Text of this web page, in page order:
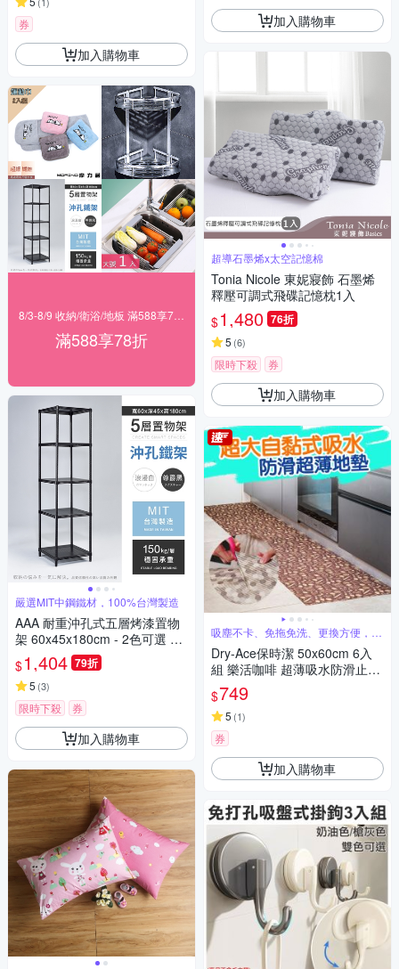
券
加入購物車
滿588享78折
嚴選MIT中鋼鐵材，100%台灣製造
AAA 耐重沖孔式五層烤漆置物
架 60x45x180cm - 2色可選 鐵
力士架/沖孔架/收納架
$1,404 79折
5 (3)
限時下殺 券
加入購物車
加入購物車
超導石墨烯x太空記憶棉
Tonia Nicole 東妮寢飾 石墨烯
釋壓可調式飛碟記憶枕1入
$1,480 76折
5 (6)
限時下殺 券
加入購物車
吸塵不卡、免拖免洗、更換方便，省
時更省力
Dry-Ace保時潔 50x60cm 6入
組 樂活咖啡 超薄吸水防滑止滑
自黏免洗地墊(可隨意剪裁拼貼)
$749
5 (1)
券
加入購物車